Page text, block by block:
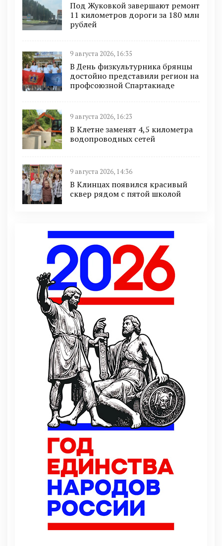
Под Жуковкой завершают ремонт
11 километров дороги за 180 млн
рублей
9 августа 2026, 16:35
В День физкультурника брянцы
достойно представили регион на
профсоюзной Спартакиаде
9 августа 2026, 16:23
В Клетне заменят 4,5 километра
водопроводных сетей
9 августа 2026, 14:36
В Клинцах появился красивый
сквер рядом с пятой школой